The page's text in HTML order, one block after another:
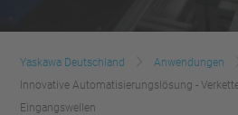
Yaskawa Deutschland
Anwendungen
Innovative Automatisierungslösung -
Eingangswellen